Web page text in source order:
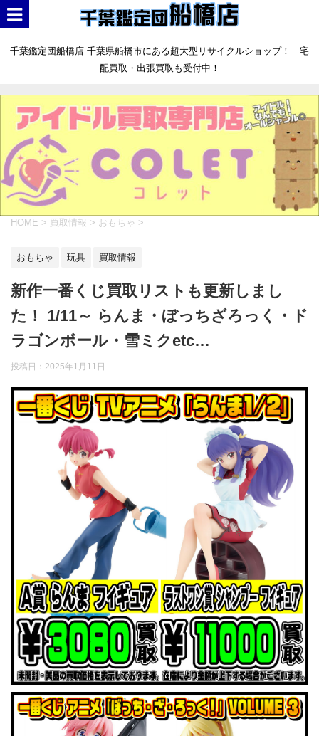
千葉鑑定団船橋店 千葉県船橋市にある超大型リサイクルショップ！ 宅
配買取・出張買取も受付中！
HOME > 買取情報 > おもちゃ >
おもちゃ 玩具 買取情報
新作一番くじ買取リストも更新しまし
た！ 1/11～ らんま・ぼっちざろっく・ド
ラゴンボール・雪ミクetc…
投稿日： 2025年1月11日